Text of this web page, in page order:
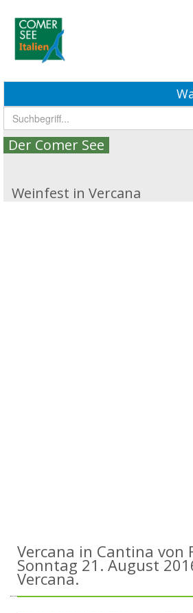
Der Comer See
Weinfest in Vercana
Vercana in Cantina von
Sonntag 21. August
Vercana.